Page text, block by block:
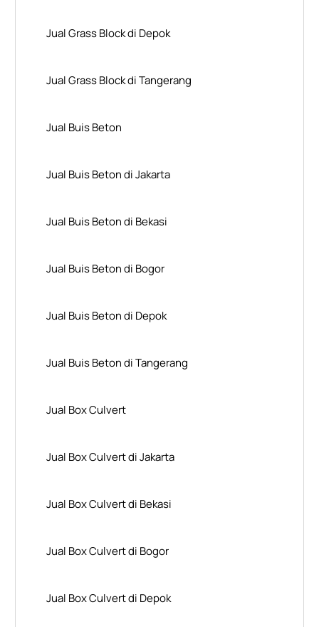
Jual Grass Block di Depok
Jual Grass Block di Tangerang
Jual Buis Beton
Jual Buis Beton di Jakarta
Jual Buis Beton di Bekasi
Jual Buis Beton di Bogor
Jual Buis Beton di Depok
Jual Buis Beton di Tangerang
Jual Box Culvert
Jual Box Culvert di Jakarta
Jual Box Culvert di Bekasi
Jual Box Culvert di Bogor
Jual Box Culvert di Depok